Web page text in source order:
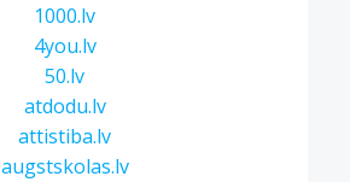
1000.lv
4you.lv
50.lv
atdodu.lv
attistiba.lv
augstskolas.lv